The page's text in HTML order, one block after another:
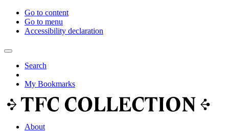
Go to content
Go to menu
Accessibility declaration
Search
My Bookmarks
About